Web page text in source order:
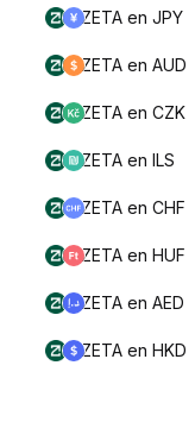
ZETA en JPY
ZETA en AUD
ZETA en CZK
ZETA en ILS
ZETA en CHF
ZETA en HUF
ZETA en AED
ZETA en HKD